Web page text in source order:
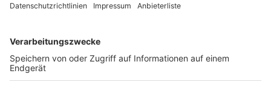
TOP-VEREINE